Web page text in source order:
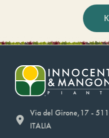
Via del Girone,17 -
ITALIA